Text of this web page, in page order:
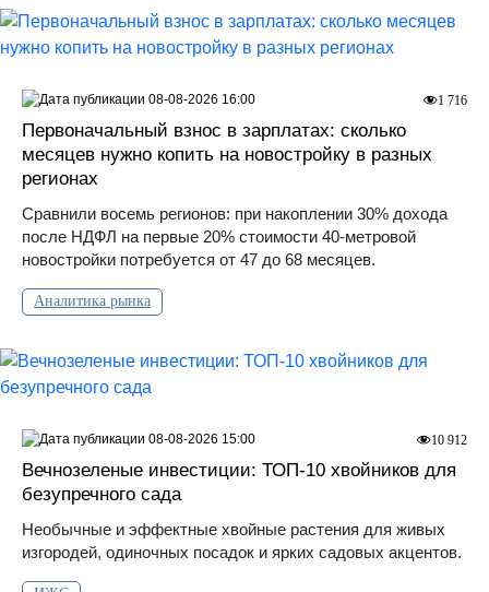
Первоначальный взнос в зарплатах: сколько
месяцев нужно копить на новостройку в разных
регионах
Сравнили восемь регионов: при накоплении 30% дохода
после НДФЛ на первые 20% стоимости 40-метровой
новостройки потребуется от 47 до 68 месяцев.
Аналитика рынка
1 716
08-08-2026 16:00
Вечнозеленые инвестиции: ТОП-10 хвойников для
безупречного сада
Необычные и эффектные хвойные растения для живых
изгородей, одиночных посадок и ярких садовых акцентов.
10 912
08-08-2026 15:00